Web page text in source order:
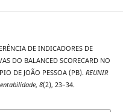
DE INDICADORES DE
DO BALANCED SCORECARD NO
DE JOÃO PESSOA (PB). REUNIR
, 8(2), 23–34.